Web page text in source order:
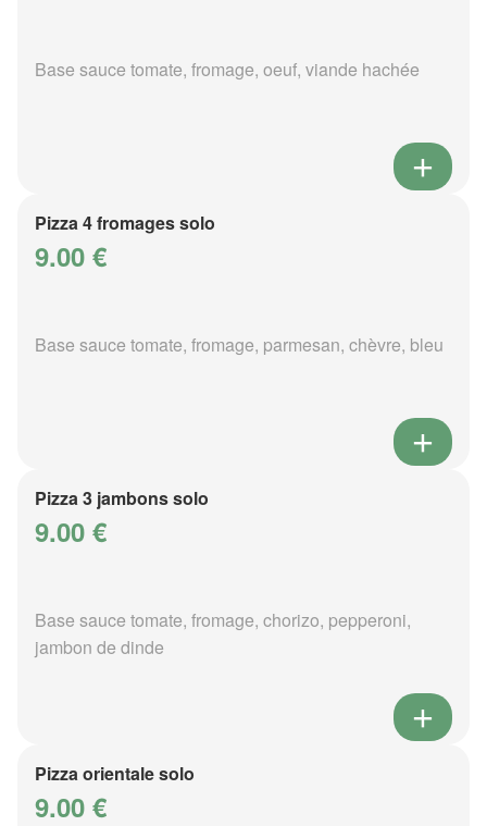
Base sauce tomate, fromage, oeuf, viande hachée
Pizza 4 fromages solo
9.00 €
Base sauce tomate, fromage, parmesan, chèvre, bleu
Pizza 3 jambons solo
9.00 €
Base sauce tomate, fromage, chorizo, pepperoni,
jambon de dinde
Pizza orientale solo
9.00 €